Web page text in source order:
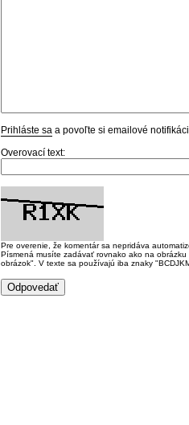
Prihláste sa a povoľte si emailové
Overovací text:
Pre overenie, že komentár sa nepridáva
Písmená musíte zadávať rovnako ako na
obrázok". V texte sa používajú iba znaky